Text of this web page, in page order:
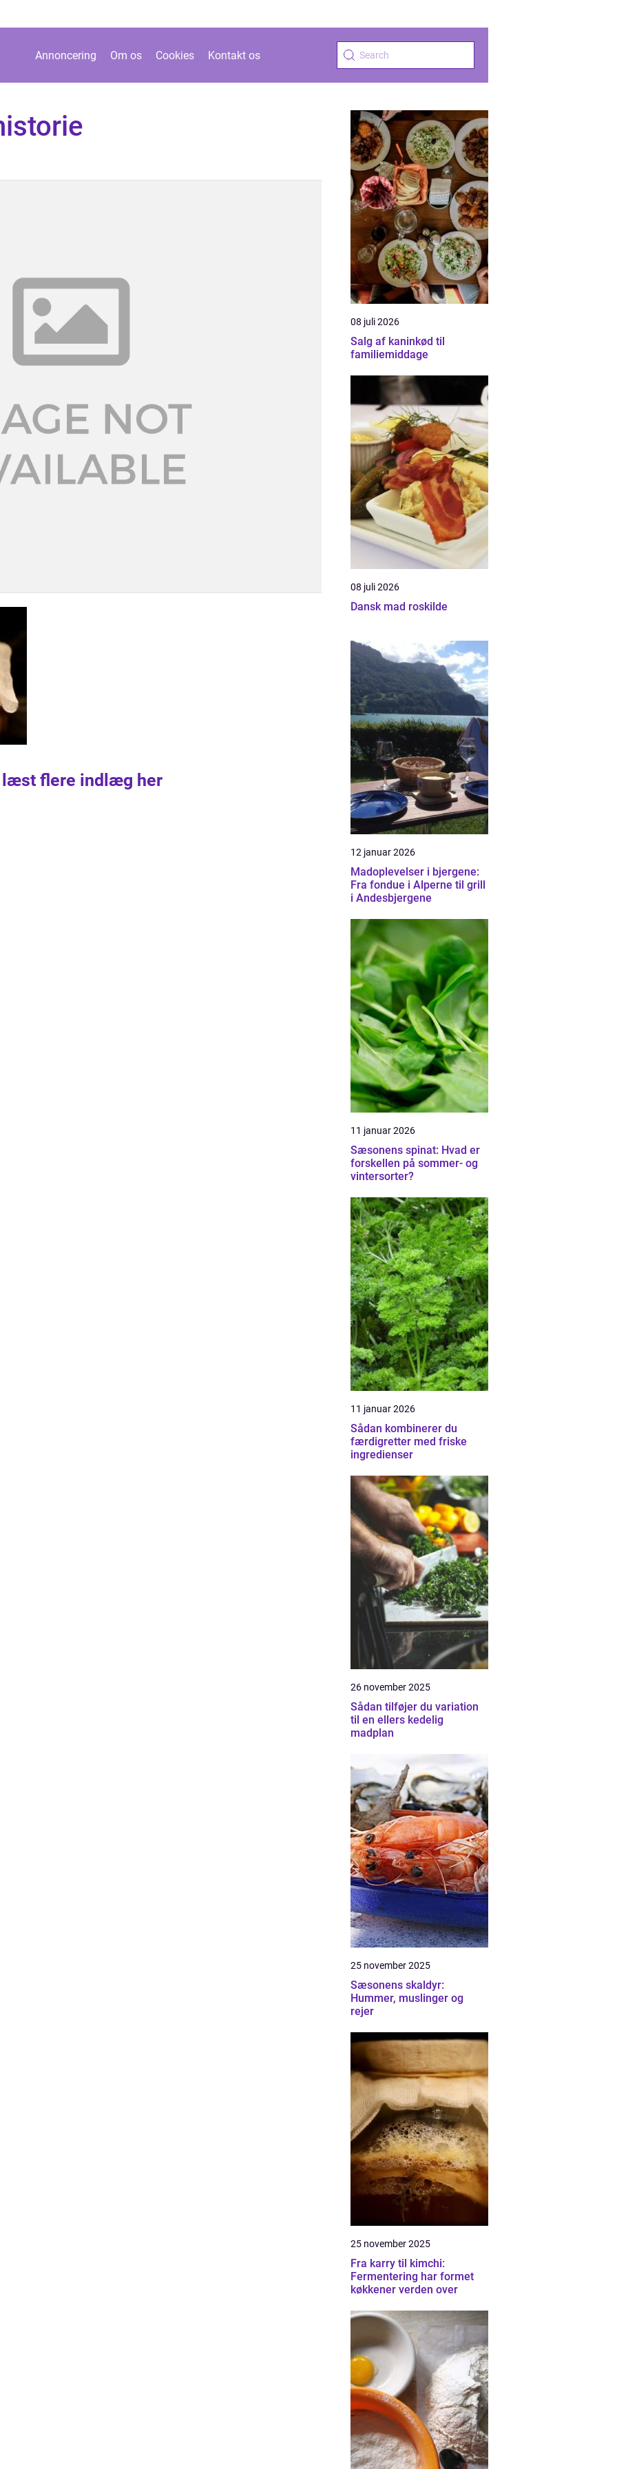
Annoncering Om os Cookies Kontakt os
læst flere indlæg her
08 juli 2026
Salg af kaninkød til
familiemiddage
08 juli 2026
Dansk mad roskilde
12 januar 2026
Madoplevelser i bjergene:
Fra fondue i Alperne til grill
i Andesbjergene
11 januar 2026
Sæsonens spinat: Hvad er
forskellen på sommer- og
vintersorter?
11 januar 2026
Sådan kombinerer du
færdigretter med friske
ingredienser
26 november 2025
Sådan tilføjer du variation
til en ellers kedelig
madplan
25 november 2025
Sæsonens skaldyr:
Hummer, muslinger og
rejer
25 november 2025
Fra karry til kimchi:
Fermentering har formet
køkkener verden over